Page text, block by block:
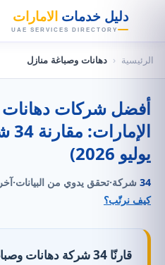
دليل خدمات الامارات
UAE SERVICES DIRECTORY
الرئيسية ‹ دهانات وصباغة منازل
أفضل شركات دهانات
يوليو 2026)
34 شركة·تحقق يدوي من البيانات·
كيف نرتّب؟
قارنّا 34 شركة